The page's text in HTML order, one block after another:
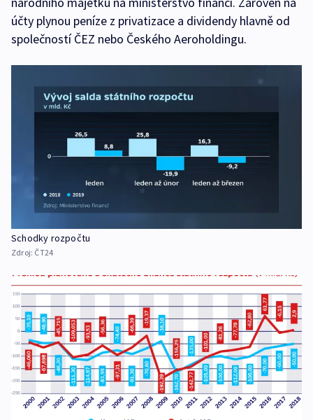
účty plynou peníze z privatizace a dividendy hlavně od
společností ČEZ nebo Českého Aeroholdingu.
Schodky rozpočtu
Zdroj: ČT24